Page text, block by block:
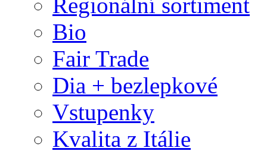
Bio
Fair Trade
Dia + bezlepkové
Vstupenky
Kvalita z Itálie